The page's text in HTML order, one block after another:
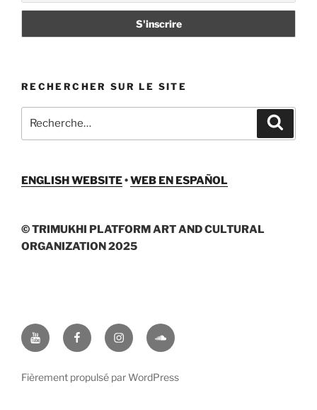
RECHERCHER SUR LE SITE
pour
ENGLISH WEBSITE•WEB EN ESPAÑOL
© TRIMUKHI PLATFORM ART AND CULTURAL
ORGANIZATION 2025
Youtube FacebookInstagramSoundcloud
Fièrement propulsé par WordPress